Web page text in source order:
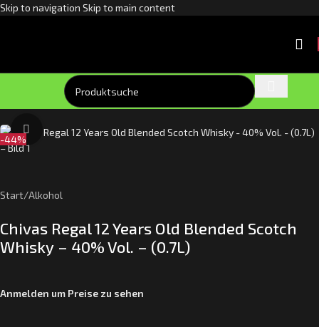
Skip to navigation Skip to main content
-44%
Klick zum Vergrößern
Start/Alkohol
Chivas Regal 12 Years Old Blended Scotch
Whisky – 40% Vol. – (0.7L)
Anmelden um Preise zu sehen